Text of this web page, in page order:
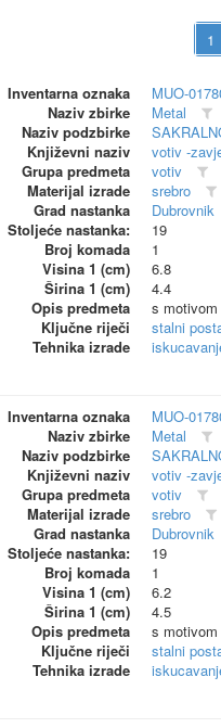
Inventarna oznaka
MUO-
Naziv zbirke
Metal
Naziv podzbirke
Književni naziv
votiv -
Grupa predmeta
votiv
Materijal izrade
srebro
Grad nastanka
Dubrovnik
Stoljeće nastanka:
19
Broj komada
1
Visina 1 (cm)
6.8
Širina 1 (cm)
4.4
Opis predmeta
s
Ključne riječi
stalni
Tehnika izrade
Inventarna oznaka
MUO-
Naziv zbirke
Metal
Naziv podzbirke
Književni naziv
votiv -
Grupa predmeta
votiv
Materijal izrade
srebro
Grad nastanka
Dubrovnik
Stoljeće nastanka:
19
Broj komada
1
Visina 1 (cm)
6.2
Širina 1 (cm)
4.5
Opis predmeta
s
Ključne riječi
stalni
Tehnika izrade